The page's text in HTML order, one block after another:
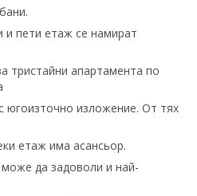
и пети етаж се намират
тристайни апартамента по
югоизточно изложение. От тях
етаж има асансьор.
да задоволи и най-